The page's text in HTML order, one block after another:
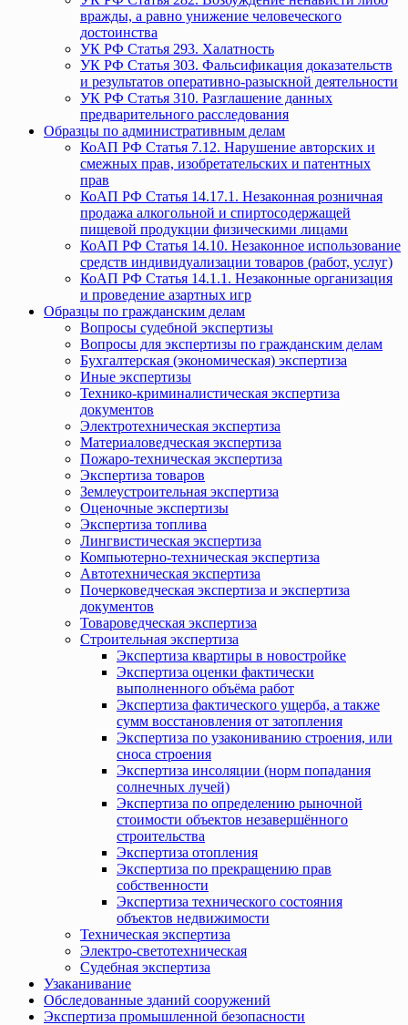
вражды, а равно унижение человеческого
достоинства
УК РФ Статья 293. Халатность
УК РФ Статья 303. Фальсификация доказательств
и результатов оперативно-разыскной деятельности
УК РФ Статья 310. Разглашение данных
предварительного расследования
Образцы по административным делам
КоАП РФ Статья 7.12. Нарушение авторских и
смежных прав, изобретательских и патентных
прав
КоАП РФ Статья 14.17.1. Незаконная розничная
продажа алкогольной и спиртосодержащей
пищевой продукции физическими лицами
КоАП РФ Статья 14.10. Незаконное использование
средств индивидуализации товаров (работ, услуг)
КоАП РФ Статья 14.1.1. Незаконные организация
и проведение азартных игр
Образцы по гражданским делам
Вопросы судебной экспертизы
Вопросы для экспертизы по гражданским делам
Бухгалтерская (экономическая) экспертиза
Иные экспертизы
Технико-криминалистическая экспертиза
документов
Электротехническая экспертиза
Материаловедческая экспертиза
Пожаро-техническая экспертиза
Экспертиза товаров
Землеустроительная экспертиза
Оценочные экспертизы
Экспертиза топлива
Лингвистическая экспертиза
Компьютерно-техническая экспертиза
Автотехническая экспертиза
Почерковедческая экспертиза и экспертиза
документов
Товароведческая экспертиза
Строительная экспертиза
Экспертиза квартиры в новостройке
Экспертиза оценки фактически
выполненного объёма работ
Экспертиза фактического ущерба, а также
сумм восстановления от затопления
Экспертиза по узакониванию строения, или
сноса строения
Экспертиза инсоляции (норм попадания
солнечных лучей)
Экспертиза по определению рыночной
стоимости объектов незавершённого
строительства
Экспертиза отопления
Экспертиза по прекращению прав
собственности
Экспертиза технического состояния
объектов недвижимости
Техническая экспертиза
Электро-светотехническая
Судебная экспертиза
Узаканивание
Обследованные зданий сооружений
Экспертиза промышленной безопасности